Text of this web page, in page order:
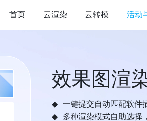
首页 云渲染 云转模 活动
效果图渲
一键提交自动匹配软件
多种渲染模式自助选择